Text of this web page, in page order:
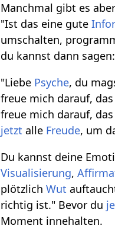
Manchmal gibt es
"Ist das eine gute
umschalten,
du kannst dann sagen:
"Liebe Psyche, du
freue mich darauf,
freue mich darauf,
jetzt alle Freude, um
Du kannst deine
Visualisierung,
plötzlichWut
richtig ist." Bevor du
Moment innehalten.